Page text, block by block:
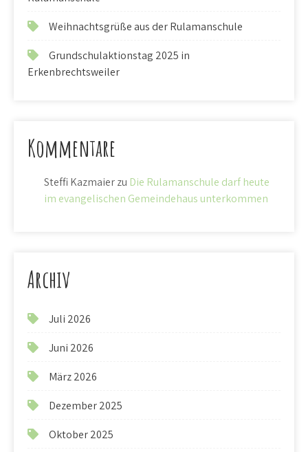
Weihnachtsgrüße aus der Rulamanschule
Grundschulaktionstag 2025 in
Erkenbrechtsweiler
Kommentare
Steffi Kazmaierzu Die Rulamanschule darf heute
im evangelischen Gemeindehaus unterkommen
Archiv
Juli 2026
Juni 2026
März 2026
Dezember 2025
Oktober 2025